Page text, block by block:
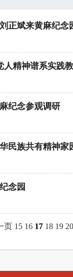
正斌来黄麻纪念
精神谱系实践
纪念参观调研
民族共有精神家
念园
页 15 16 17 18 19 20